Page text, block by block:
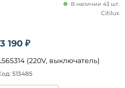
3 190 ₽
(220V, выключатель)
В наличии 43 шт.
513485
Citilux